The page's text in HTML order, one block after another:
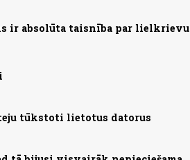
ir absolūta taisnība par lielkrievu
tūkstoti lietotus datorus